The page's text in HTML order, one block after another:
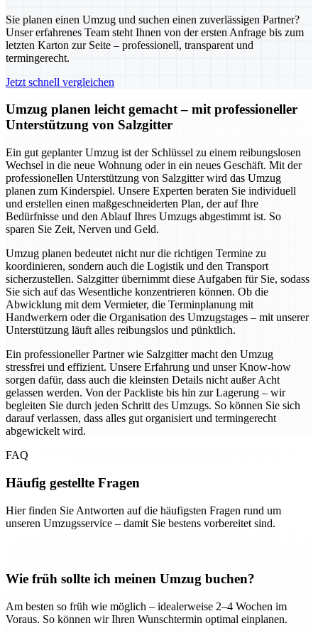
Sie planen einen Umzug und suchen einen zuverlässigen Partner?
Unser erfahrenes Team steht Ihnen von der ersten Anfrage bis zum
letzten Karton zur Seite – professionell, transparent und
termingerecht.
Jetzt schnell vergleichen
Umzug planen leicht gemacht – mit professioneller
Unterstützung von Salzgitter
Ein gut geplanter Umzug ist der Schlüssel zu einem reibungslosen
Wechsel in die neue Wohnung oder in ein neues Geschäft. Mit der
professionellen Unterstützung von Salzgitter wird das Umzug
planen zum Kinderspiel. Unsere Experten beraten Sie individuell
und erstellen einen maßgeschneiderten Plan, der auf Ihre
Bedürfnisse und den Ablauf Ihres Umzugs abgestimmt ist. So
sparen Sie Zeit, Nerven und Geld.
Umzug planen bedeutet nicht nur die richtigen Termine zu
koordinieren, sondern auch die Logistik und den Transport
sicherzustellen. Salzgitter übernimmt diese Aufgaben für Sie, sodass
Sie sich auf das Wesentliche konzentrieren können. Ob die
Abwicklung mit dem Vermieter, die Terminplanung mit
Handwerkern oder die Organisation des Umzugstages – mit unserer
Unterstützung läuft alles reibungslos und pünktlich.
Ein professioneller Partner wie Salzgitter macht den Umzug
stressfrei und effizient. Unsere Erfahrung und unser Know-how
sorgen dafür, dass auch die kleinsten Details nicht außer Acht
gelassen werden. Von der Packliste bis hin zur Lagerung – wir
begleiten Sie durch jeden Schritt des Umzugs. So können Sie sich
darauf verlassen, dass alles gut organisiert und termingerecht
abgewickelt wird.
FAQ
Häufig gestellte Fragen
Hier finden Sie Antworten auf die häufigsten Fragen rund um
unseren Umzugsservice – damit Sie bestens vorbereitet sind.
Wie früh sollte ich meinen Umzug buchen?
Am besten so früh wie möglich – idealerweise 2–4 Wochen im
Voraus. So können wir Ihren Wunschtermin optimal einplanen.